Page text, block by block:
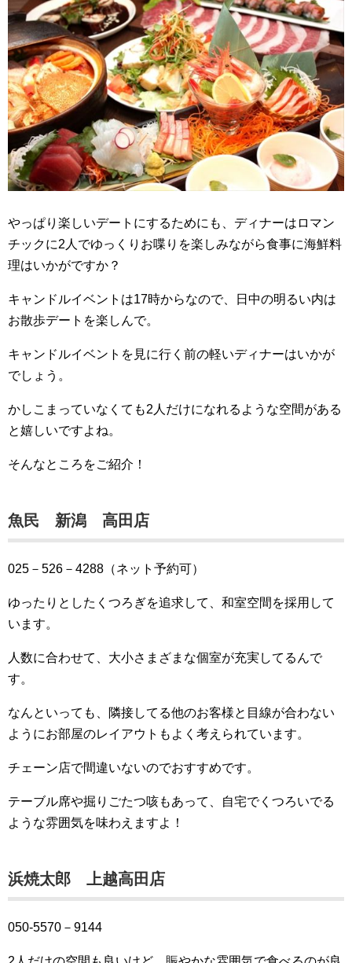
やっぱり楽しいデートにするためにも、ディナーはロマン
チックに2人でゆっくりお喋りを楽しみながら食事に海鮮料
理はいかがですか？
キャンドルイベントは17時からなので、日中の明るい内は
お散歩デートを楽しんで。
キャンドルイベントを見に行く前の軽いディナーはいかが
でしょう。
かしこまっていなくても2人だけになれるような空間がある
と嬉しいですよね。
そんなところをご紹介！
魚民 新潟 高田店
025－526－4288（ネット予約可）
ゆったりとしたくつろぎを追求して、和室空間を採用して
います。
人数に合わせて、大小さまざまな個室が充実してるんで
す。
なんといっても、隣接してる他のお客様と目線が合わない
ようにお部屋のレイアウトもよく考えられています。
チェーン店で間違いないのでおすすめです。
テーブル席や掘りごたつ咳もあって、自宅でくつろいでる
ような雰囲気を味わえますよ！
浜焼太郎 上越高田店
050-5570－9144